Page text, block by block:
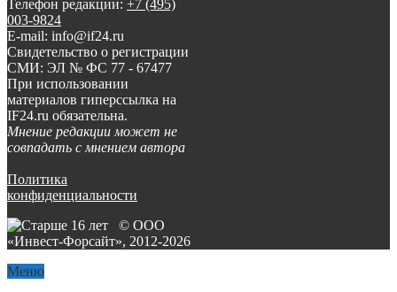
Телефон редакции: +7 (495)
003-9824
E-mail: info@if24.ru
Свидетельство о регистрации
СМИ: ЭЛ № ФС 77 - 67477
При использовании
материалов гиперссылка на
IF24.ru обязательна.
Мнение редакции может не
совпадать с мнением автора
Политика
конфиденциальности
© ООО
«Инвест-Форсайт», 2012-2026
Меню